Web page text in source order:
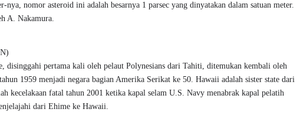
nya, nomor asteroid ini adalah besarnya 1 parsec yang dinyatakan dalam satuan meter.
A. Nakamura.
disinggahi pertama kali oleh pelaut Polynesians dari Tahiti, ditemukan kembali oleh
1959 menjadi negara bagian Amerika Serikat ke 50. Hawaii adalah sister state dari
kecelakaan fatal tahun 2001 ketika kapal selam U.S. Navy menabrak kapal pelatih
dari Ehime ke Hawaii.